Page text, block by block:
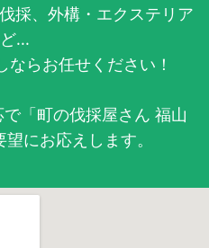
採、外構・エクステリア
...
らお任せください！
「町の伐採屋さん 福山
にお応えします。